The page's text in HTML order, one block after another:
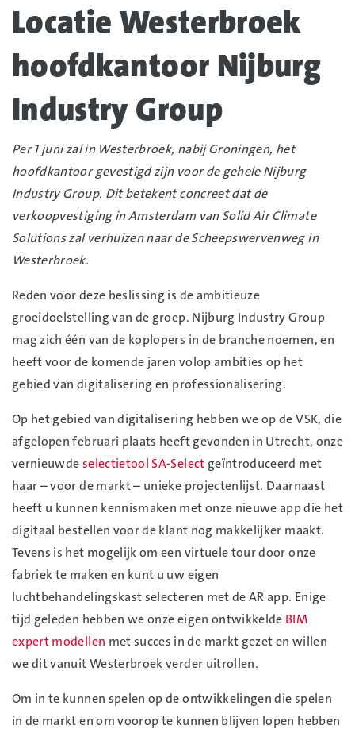
Locatie Westerbroek
hoofdkantoor Nijburg
Industry Group
Per 1 juni zal in Westerbroek, nabij Groningen, het
hoofdkantoor gevestigd zijn voor de gehele Nijburg
Industry Group. Dit betekent concreet dat de
verkoopvestiging in Amsterdam van Solid Air Climate
Solutions zal verhuizen naar de Scheepswervenweg in
Westerbroek.
Reden voor deze beslissing is de ambitieuze
groeidoelstelling van de groep. Nijburg Industry Group
mag zich één van de koplopers in de branche noemen, en
heeft voor de komende jaren volop ambities op het
gebied van digitalisering en professionalisering.
Op het gebied van digitalisering hebben we op de VSK, die
afgelopen februari plaats heeft gevonden in Utrecht, onze
vernieuwdeselectietool SA-Select geïntroduceerd met
haar – voor de markt – unieke projectenlijst. Daarnaast
heeft u kunnen kennismaken met onze nieuwe app die het
digitaal bestellen voor de klant nog makkelijker maakt.
Tevens is het mogelijk om een virtuele tour door onze
fabriek te maken en kunt u uw eigen
luchtbehandelingskast selecteren met de AR app. Enige
tijd geleden hebben we onze eigen ontwikkelde BIM
expert modellen met succes in de markt gezet en willen
we dit vanuit Westerbroek verder uitrollen.
Om in te kunnen spelen op de ontwikkelingen die spelen
in de markt en om voorop te kunnen blijven lopen hebben